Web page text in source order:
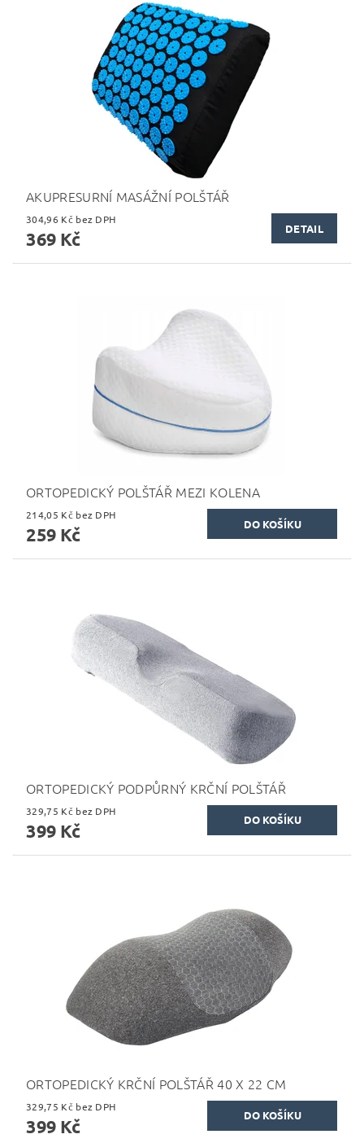
AKUPRESURNÍ MASÁŽNÍ POLŠTÁŘ
304,96 Kč bez DPH
369 Kč DETAIL
ORTOPEDICKÝ POLŠTÁŘ MEZI KOLENA
214,05 Kč bez DPH
259 Kč
ORTOPEDICKÝ PODPŮRNÝ KRČNÍ POLŠTÁŘ
329,75 Kč bez DPH
399 Kč
ORTOPEDICKÝ KRČNÍ POLŠTÁŘ 40 X 22 CM
329,75 Kč bez DPH
399 Kč